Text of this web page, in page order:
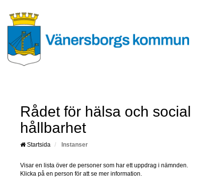
Rådet för hälsa och social
hållbarhet
Startsida Instanser
Visar en lista över de personer som har ett uppdrag i nämnden.
Klicka på en person för att se mer information.